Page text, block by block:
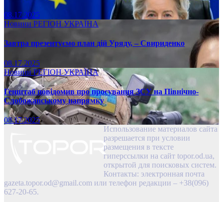
08.17.2025
Новини РЕГІОН УКРАЇНА
Завтра презентуємо план дій Уряду, – Свириденко
08.17.2025
НовиниРЕГІОНУКРАЇНА
Генштаб повідомив про просування ЗСУ на Північно-
Слобожанському напрямку
08.17.2025
Использование материалов сайта
разрешается при условии
размещения в тексте
гиперссылки на сайт topor.od.ua,
открытой для поисковых систем.
Контакты: электронная почта
gazeta.topor.od@gmail.com или телефон редакции – +38(096)
627-20-65.